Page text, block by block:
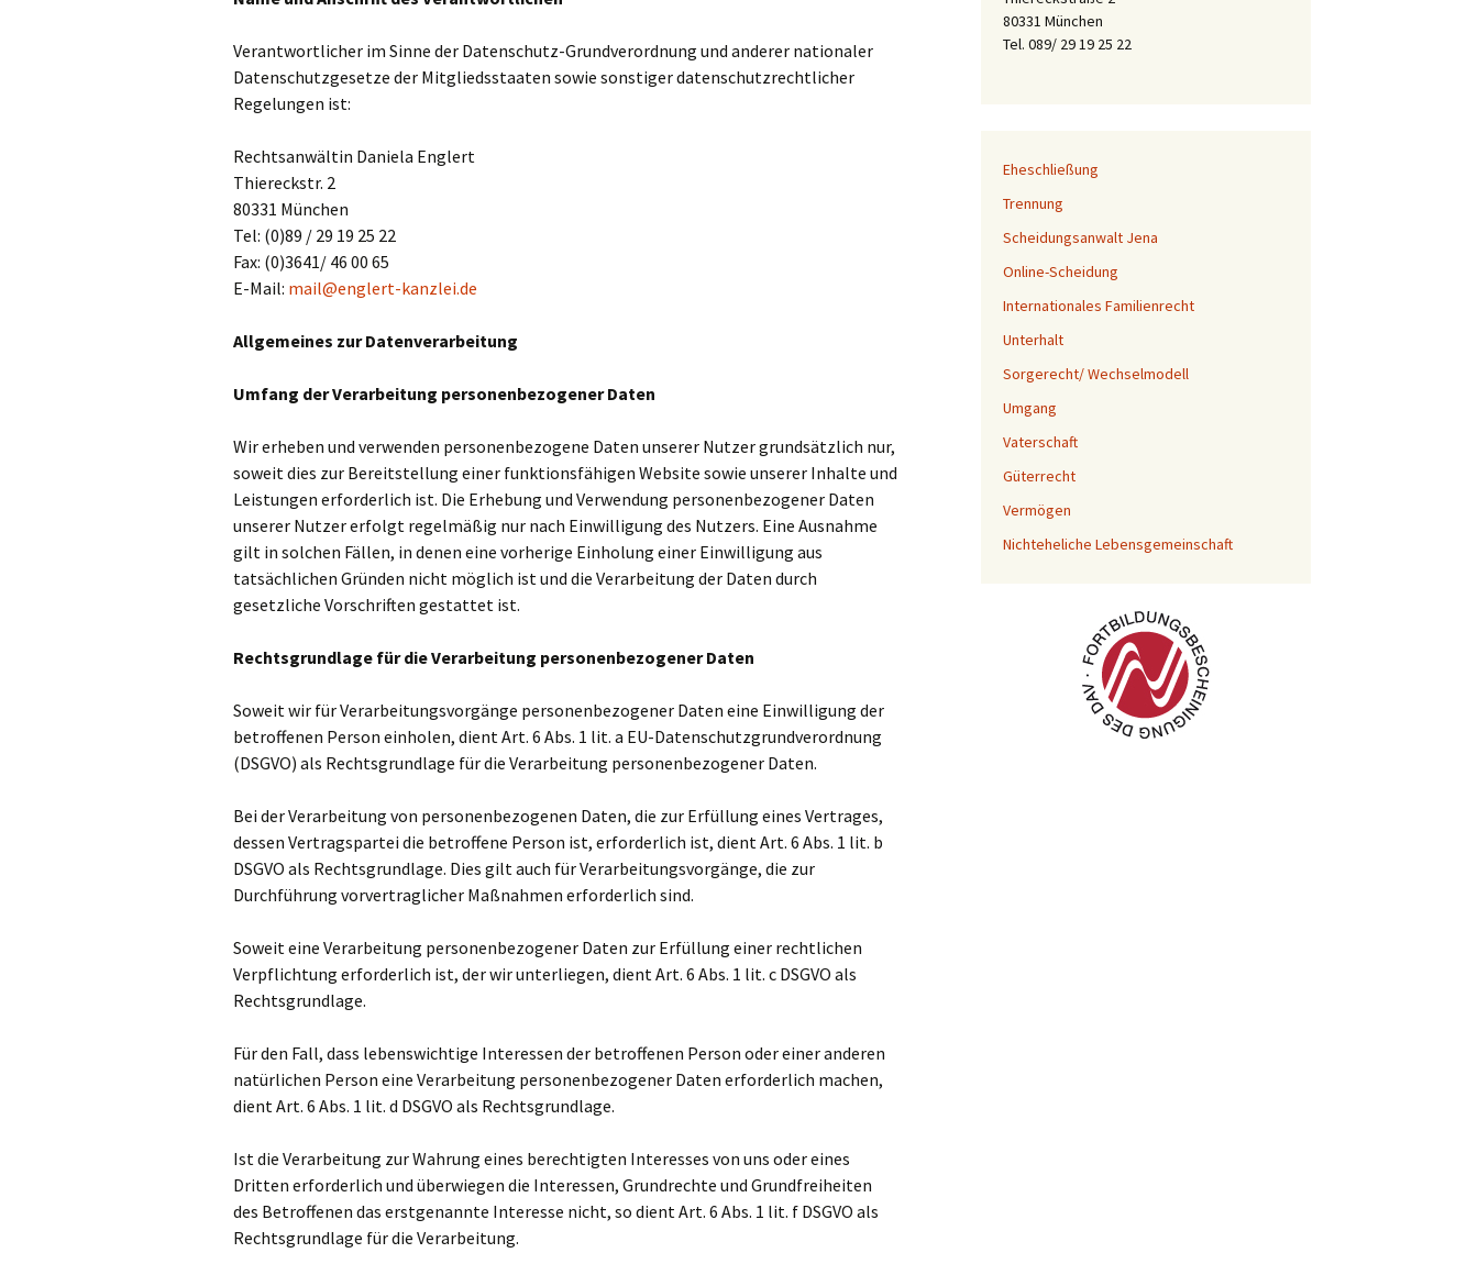
Verantwortlicher im Sinne der Datenschutz-Grundverordnung und anderer nationaler
Datenschutzgesetze der Mitgliedsstaaten sowie sonstiger datenschutzrechtlicher
Regelungen ist:
Rechtsanwältin Daniela Englert
Thiereckstr. 2
80331 München
Tel: (0)89 / 29 19 25 22
Fax: (0)3641/ 46 00 65
E-Mail: mail@englert-kanzlei.de
Allgemeines zur Datenverarbeitung
Umfang der Verarbeitung personenbezogener Daten
Wir erheben und verwenden personenbezogene Daten unserer Nutzer grundsätzlich nur,
soweit dies zur Bereitstellung einer funktionsfähigen Website sowie unserer Inhalte und
Leistungen erforderlich ist. Die Erhebung und Verwendung personenbezogener Daten
unserer Nutzer erfolgt regelmäßig nur nach Einwilligung des Nutzers. Eine Ausnahme
gilt in solchen Fällen, in denen eine vorherige Einholung einer Einwilligung aus
tatsächlichen Gründen nicht möglich ist und die Verarbeitung der Daten durch
gesetzliche Vorschriften gestattet ist.
Rechtsgrundlage für die Verarbeitung personenbezogener Daten
Soweit wir für Verarbeitungsvorgänge personenbezogener Daten eine Einwilligung der
betroffenen Person einholen, dient Art. 6 Abs. 1 lit. a EU-Datenschutzgrundverordnung
(DSGVO) als Rechtsgrundlage für die Verarbeitung personenbezogener Daten.
Bei der Verarbeitung von personenbezogenen Daten, die zur Erfüllung eines Vertrages,
dessen Vertragspartei die betroffene Person ist, erforderlich ist, dient Art. 6 Abs. 1 lit. b
DSGVO als Rechtsgrundlage. Dies gilt auch für Verarbeitungsvorgänge, die zur
Durchführung vorvertraglicher Maßnahmen erforderlich sind.
Soweit eine Verarbeitung personenbezogener Daten zur Erfüllung einer rechtlichen
Verpflichtung erforderlich ist, der wir unterliegen, dient Art. 6 Abs. 1 lit. c DSGVO als
Rechtsgrundlage.
Für den Fall, dass lebenswichtige Interessen der betroffenen Person oder einer anderen
natürlichen Person eine Verarbeitung personenbezogener Daten erforderlich machen,
dient Art. 6 Abs. 1 lit. d DSGVO als Rechtsgrundlage.
Ist die Verarbeitung zur Wahrung eines berechtigten Interesses von uns oder eines
Dritten erforderlich und überwiegen die Interessen, Grundrechte und Grundfreiheiten
des Betroffenen das erstgenannte Interesse nicht, so dient Art. 6 Abs. 1 lit. f DSGVO als
Rechtsgrundlage für die Verarbeitung.
80331 München
Tel. 089/ 29 19 25 22
Eheschließung
Trennung
Scheidungsanwalt Jena
Online-Scheidung
Internationales Familienrecht
Unterhalt
Sorgerecht/ Wechselmodell
Umgang
Vaterschaft
Güterrecht
Vermögen
Nichteheliche Lebensgemeinschaft